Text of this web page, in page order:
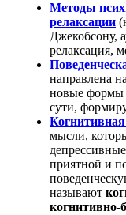
Методы
релаксации
Джекобсону,
релаксация,
направлена
новые формы
сути,
мысли,
приятной и
называют
когнитивно-